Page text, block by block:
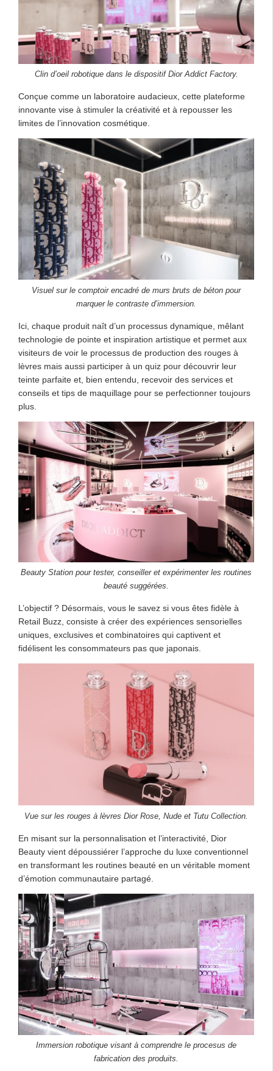
Clin d’oeil robotique dans le dispositif Dior Addict Factory.
Conçue comme un laboratoire audacieux, cette plateforme
innovante vise à stimuler la créativité et à repousser les
limites de l’innovation cosmétique.
Visuel sur le comptoir encadré de murs bruts de béton pour
marquer le contraste d’immersion.
Ici, chaque produit naît d’un processus dynamique, mêlant
technologie de pointe et inspiration artistique et permet aux
visiteurs de voir le processus de production des rouges à
lèvres mais aussi participer à un quiz pour découvrir leur
teinte parfaite et, bien entendu, recevoir des services et
conseils et tips de maquillage pour se perfectionner toujours
plus.
Beauty Station pour tester, conseiller et expérimenter les routines
beauté suggérées.
L’objectif ? Désormais, vous le savez si vous êtes fidèle à
Retail Buzz, consiste à créer des expériences sensorielles
uniques, exclusives et combinatoires qui captivent et
fidélisent les consommateurs pas que japonais.
Vue sur les rouges à lèvres Dior Rose, Nude et Tutu Collection.
En misant sur la personnalisation et l’interactivité, Dior
Beauty vient dépoussiérer l’approche du luxe conventionnel
en transformant les routines beauté en un véritable moment
d’émotion communautaire partagé.
Immersion robotique visant à comprendre le procesus de
fabrication des produits.